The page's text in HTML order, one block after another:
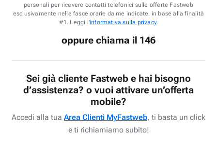
personali per ricevere contatti telefonici sulle offerte Fastweb
esclusivamente nelle fasce orarie da me indicate, in base alla finalità
#1. Leggi l'informativa sulla privacy.
oppure chiama il 146
Sei già cliente Fastweb e hai bisogno
d’assistenza? o vuoi attivare un’offerta
mobile?
Accedi alla tua Area Clienti MyFastweb, ti basta un click
e ti richiamiamo subito!